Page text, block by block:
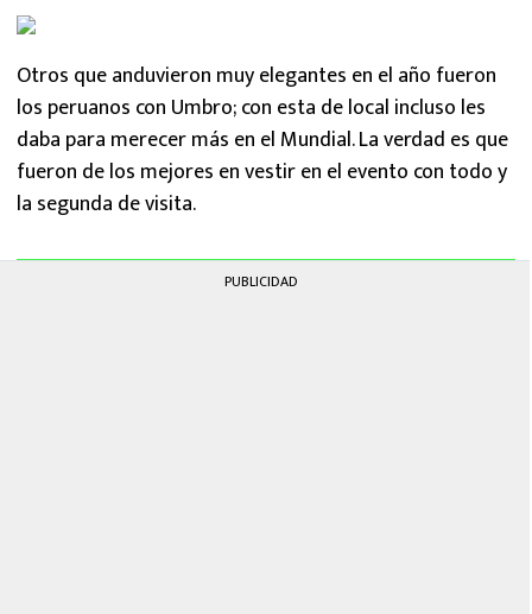
Otros que anduvieron muy elegantes en el año fueron
los peruanos con Umbro; con esta de local incluso les
daba para merecer más en el Mundial. La verdad es que
fueron de los mejores en vestir en el evento con todo y
la segunda de visita.
PUBLICIDAD